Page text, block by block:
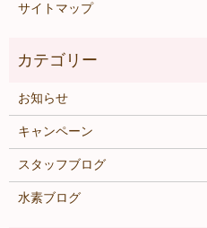
サイトマップ
お知らせ
キャンペーン
スタッフブログ
水素ブログ